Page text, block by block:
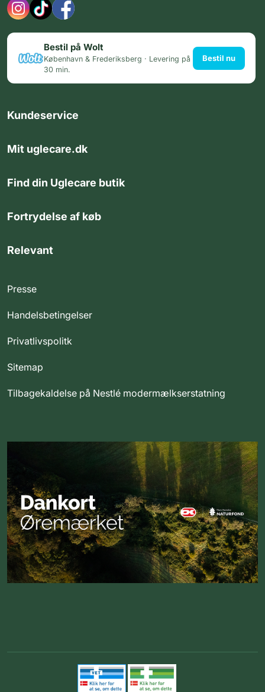
Bestil på Wolt
København & Frederiksberg · Levering på
30 min.
Bestil nu
Kundeservice
Mit uglecare.dk
Find din Uglecare butik
Fortrydelse af køb
Relevant
Presse
Handelsbetingelser
Privatlivspolitk
Sitemap
Tilbagekaldelse på Nestlé modermælkserstatning